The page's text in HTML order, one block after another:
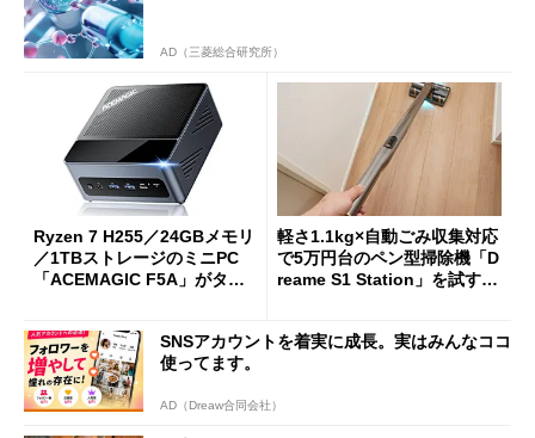
AD（三菱総合研究所）
Ryzen 7 H255／24GBメモリ
／1TBストレージのミニPC
「ACEMAGIC F5A」がタイ
軽さ1.1kg×自動ごみ収集対応
で5万円台のペン型掃除機「D
reame S1 Station」を試す
SNSアカウントを着実に成長。実はみんなココ
使ってます。
AD（Dreaw合同会社）